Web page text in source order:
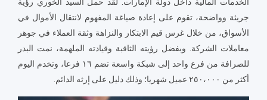
جريئة وواضحة، تقوم على إعادة صياغة المفهوم لانتقال الأموال في
الأسواق، من خلال غرس قيم الابتكار والنزاهة وثقة العملاء في جوهر
معاملات الشركة. وبفضل رؤيته الثاقبة وقيادته الملهمة، نمت البدر
للصرافة من فرع واحد إلى شبكة واسعة تضم ١٦ فرعا، وتخدم اليوم
أكثر من ٢٥٠،٠٠٠ عميل شهريا؛ وذلك دليل على إرثه الدائم.